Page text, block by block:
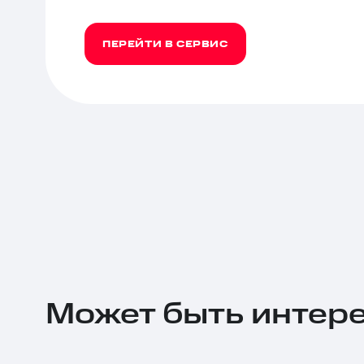
ПЕРЕЙТИ В СЕРВИС
Может быть